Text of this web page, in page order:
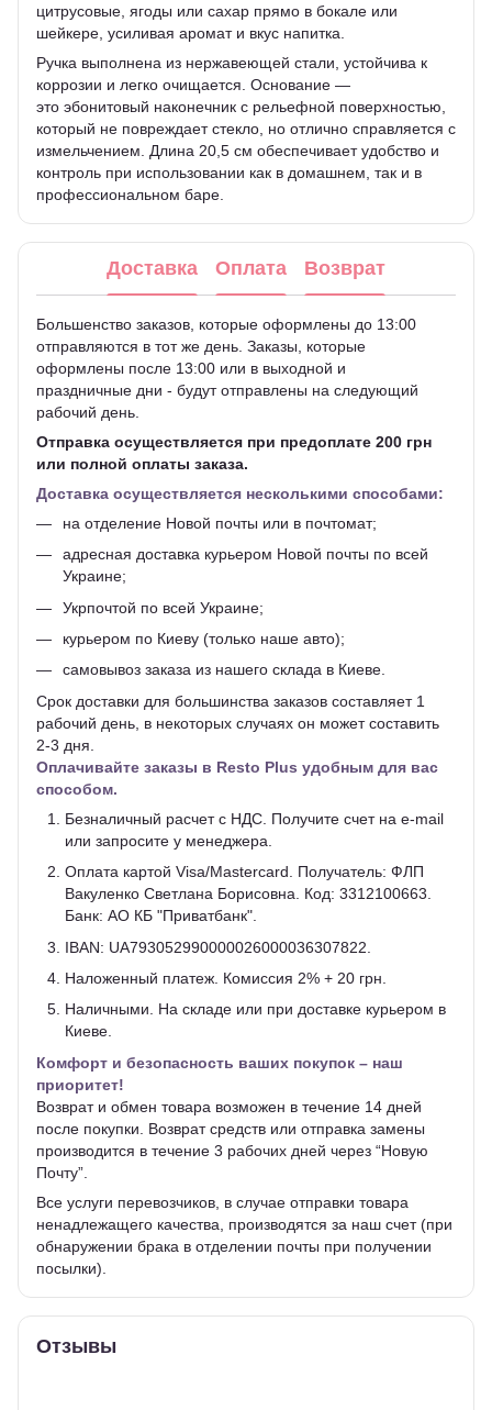
цитрусовые, ягоды или сахар прямо в бокале или
шейкере, усиливая аромат и вкус напитка.
Ручка выполнена из нержавеющей стали, устойчива к
коррозии и легко очищается. Основание —
это эбонитовый наконечник с рельефной поверхностью,
который не повреждает стекло, но отлично справляется с
измельчением. Длина 20,5 см обеспечивает удобство и
контроль при использовании как в домашнем, так и в
профессиональном баре.
Доставка Оплата Возврат
Большенство заказов, которые оформлены до 13:00
отправляются в тот же день. Заказы, которые
оформлены после 13:00 или в выходной и
праздничные дни - будут отправлены на следующий
рабочий день.
Отправка осуществляется при предоплате 200 грн
или полной оплаты заказа.
Доставка осуществляется несколькими способами:
на отделение Новой почты или в почтомат;
адресная доставка курьером Новой почты по всей
Украине;
Укрпочтой по всей Украине;
курьером по Киеву (только наше авто);
самовывоз заказа из нашего склада в Киеве.
Срок доставки для большинства заказов составляет 1
рабочий день, в некоторых случаях он может составить
2-3 дня.
Оплачивайте заказы в Resto Plus удобным для вас
способом.
Безналичный расчет с НДС. Получите счет на e-mail
или запросите у менеджера.
Оплата картой Visa/Mastercard. Получатель: ФЛП
Вакуленко Светлана Борисовна. Код: 3312100663.
Банк: АО КБ "Приватбанк".
IBAN: UA793052990000026000036307822.
Наложенный платеж. Комиссия 2% + 20 грн.
Наличными. На складе или при доставке курьером в
Киеве.
Комфорт и безопасность ваших покупок – наш
приоритет!
Возврат и обмен товара возможен в течение 14 дней
после покупки. Возврат средств или отправка замены
производится в течение 3 рабочих дней через “Новую
Почту”.
Все услуги перевозчиков, в случае отправки товара
ненадлежащего качества, производятся за наш счет (при
обнаружении брака в отделении почты при получении
посылки).
Отзывы